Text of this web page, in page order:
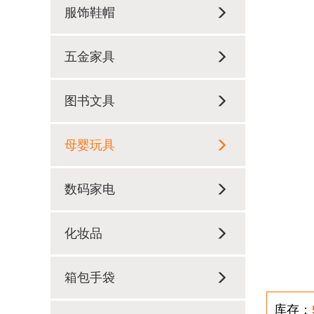
服饰鞋帽
五金家具
图书文具
母婴玩具
数码家电
化妆品
箱包手袋
库存：